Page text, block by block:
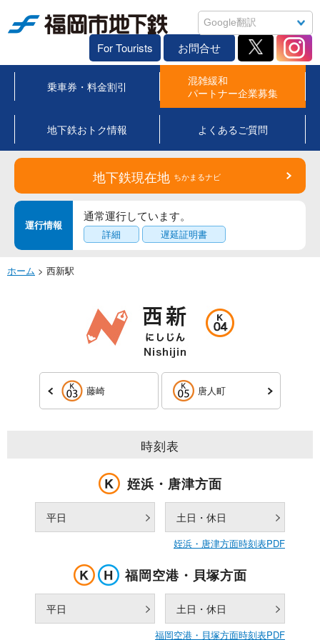
For Tourists お問合せ
乗車券・料金割引
混雑緩和
パートナー企業募集
地下鉄おトク情報 よくあるご質問
地下鉄現在地 ちかまるナビ
運行情報
通常運行しています。
詳細 遅延証明書
ホーム > 西新駅
藤崎 唐人町
時刻表
姪浜・唐津方面
平日 土日・休日
姪浜・唐津方面時刻表PDF
福岡空港・貝塚方面
平日 土日・休日
福岡空港・貝塚方面時刻表PDF